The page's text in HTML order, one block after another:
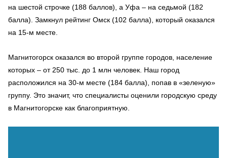
на шестой строчке (188 баллов), а Уфа – на седьмой (182
балла). Замкнул рейтинг Омск (102 балла), который оказался
на 15-м месте.
Магнитогорск оказался во второй группе городов, население
которых – от 250 тыс. до 1 млн человек. Наш город
расположился на 30-м месте (184 балла), попав в «зеленую»
группу. Это значит, что специалисты оценили городскую среду
в Магнитогорске как благоприятную.